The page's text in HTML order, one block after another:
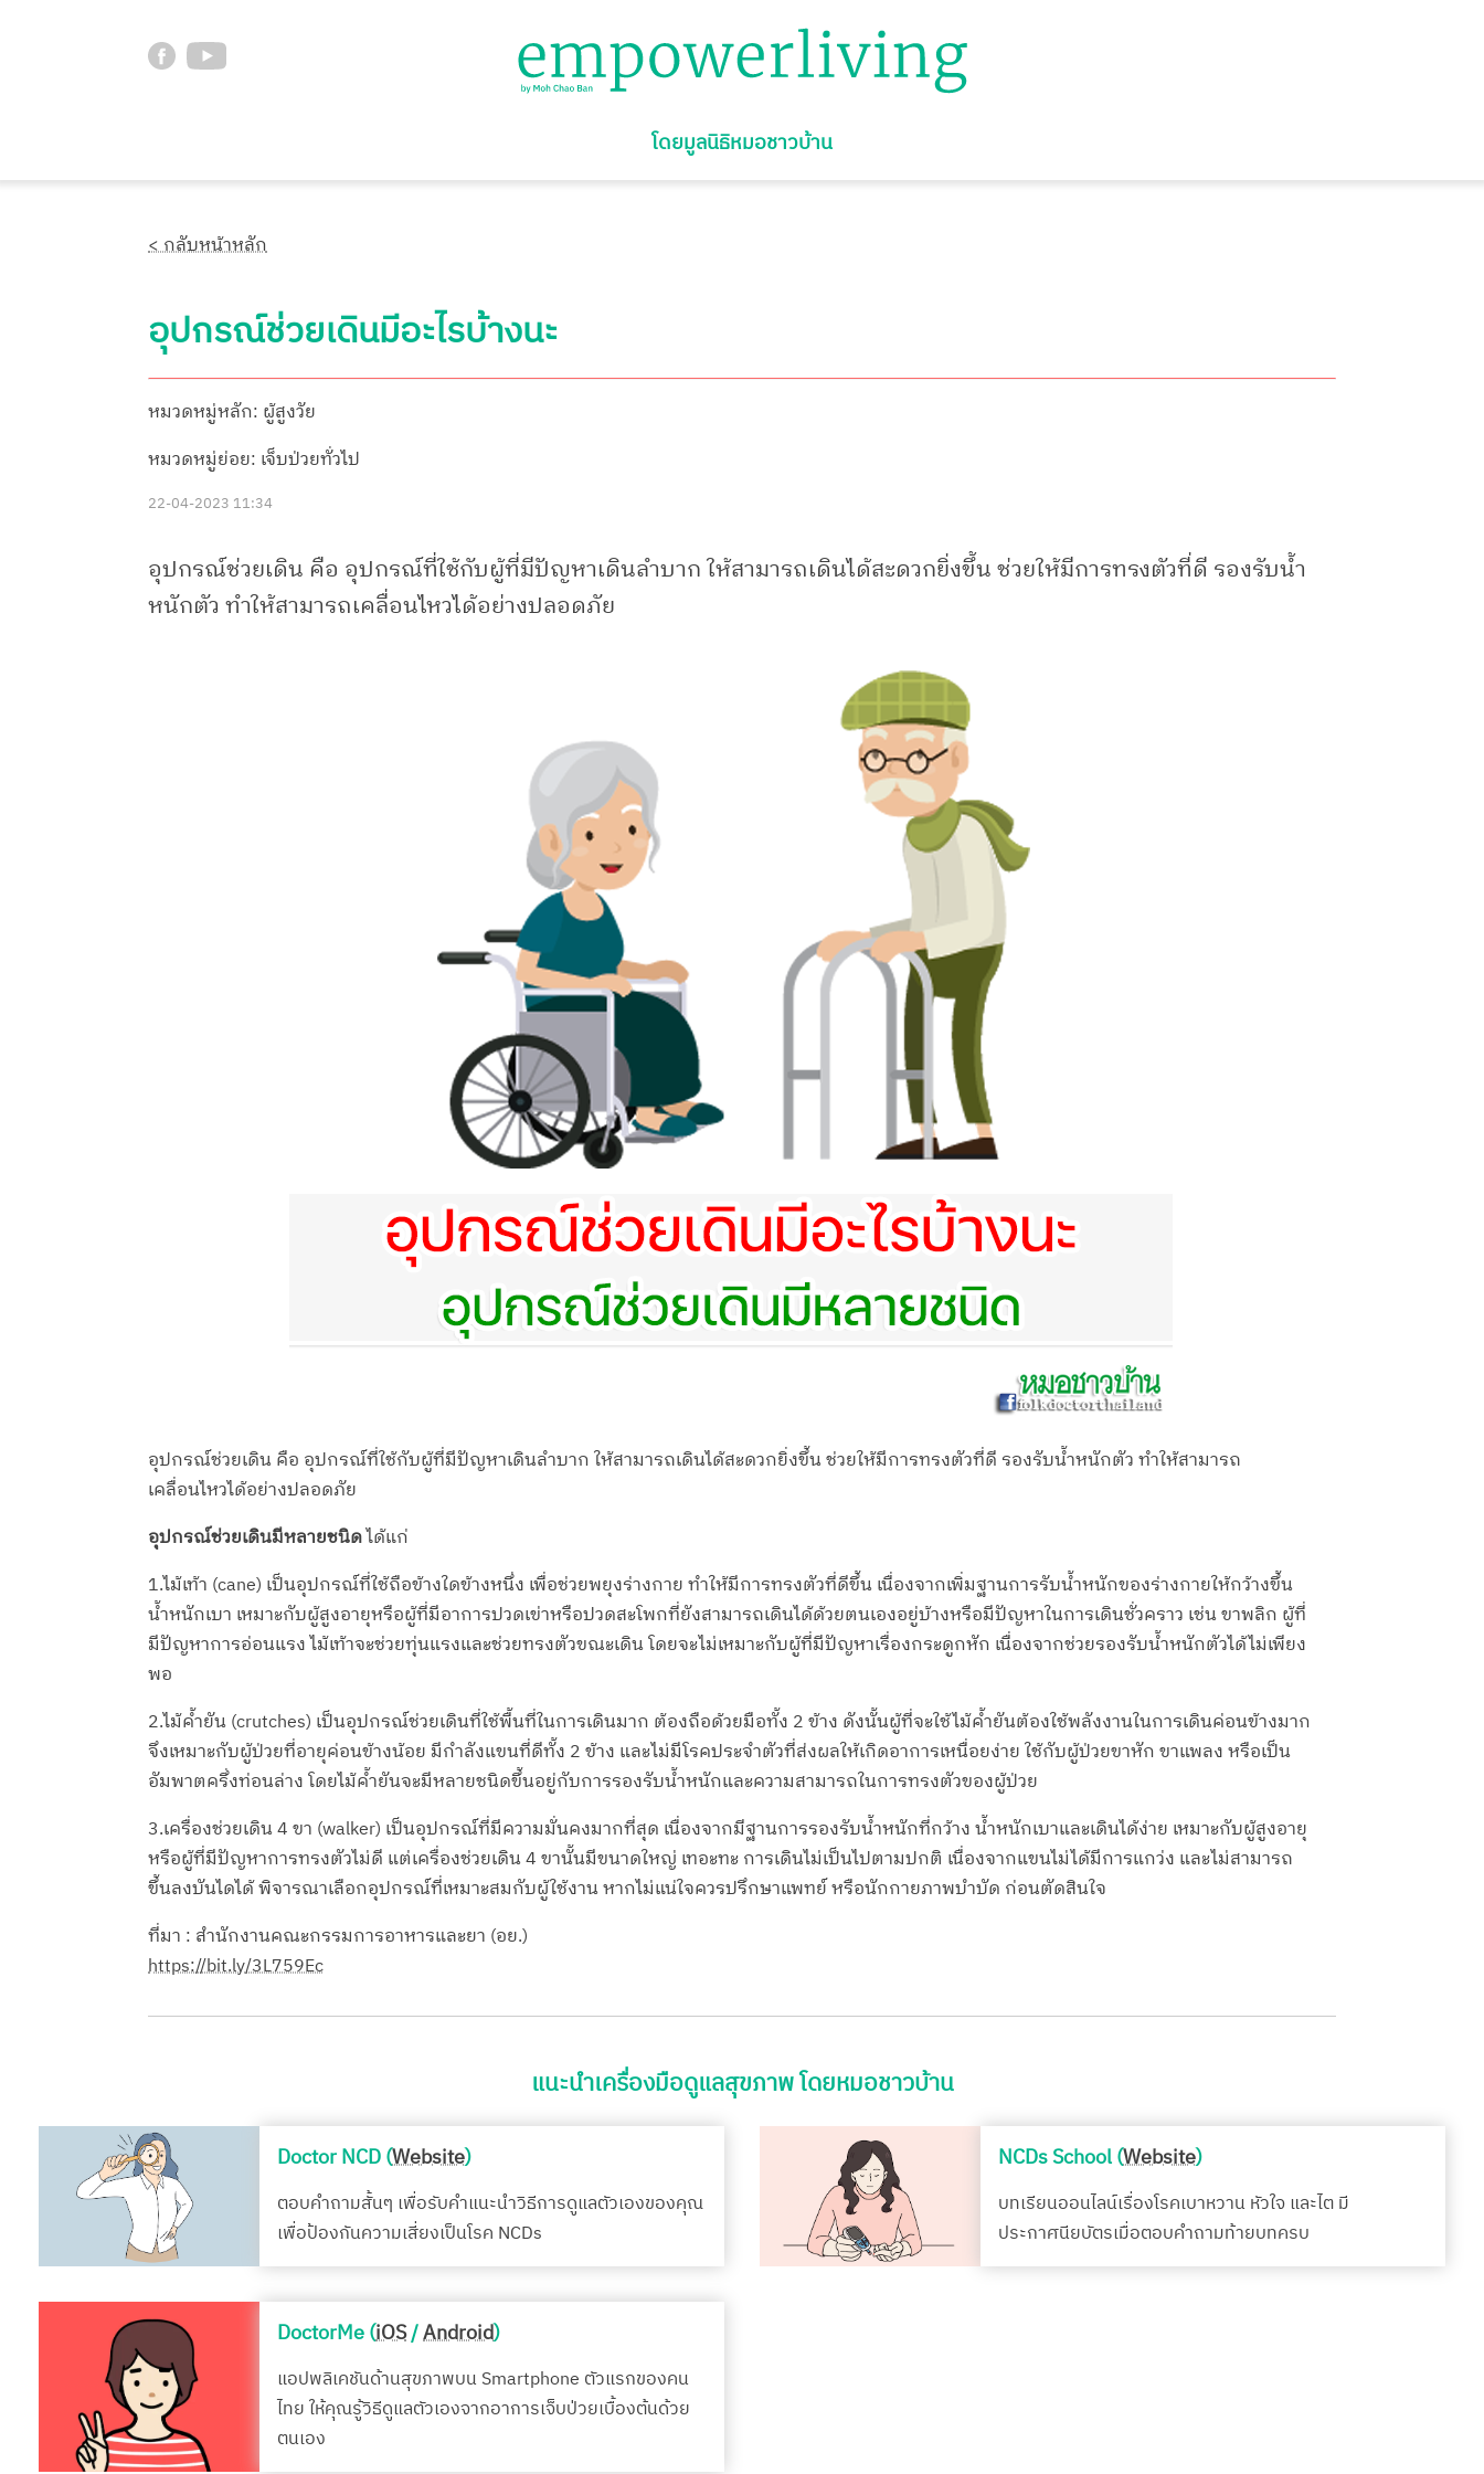
โดยมูลนิธิหมอชาวบ้าน
< กลับหน้าหลัก
อุปกรณ์ช่วยเดินมีอะไรบ้างนะ
หมวดหมู่หลัก: ผู้สูงวัย
หมวดหมู่ย่อย: เจ็บป่วยทั่วไป
22-04-2023 11:34
อุปกรณ์ช่วยเดิน คือ อุปกรณ์ที่ใช้กับผู้ที่มีปัญหาเดินลำบาก ให้สามารถเดินได้สะดวกยิ่งขึ้น ช่วยให้มีการทรงตัวที่ดี รองรับน้ำ
หนักตัว ทำให้สามารถเคลื่อนไหวได้อย่างปลอดภัย
อุปกรณ์ช่วยเดิน คือ อุปกรณ์ที่ใช้กับผู้ที่มีปัญหาเดินลำบาก ให้สามารถเดินได้สะดวกยิ่งขึ้น ช่วยให้มีการทรงตัวที่ดี รองรับน้ำหนักตัว ทำให้สามารถ
เคลื่อนไหวได้อย่างปลอดภัย
อุปกรณ์ช่วยเดินมีหลายชนิดได้แก่
1.ไม้เท้า (cane) เป็นอุปกรณ์ที่ใช้ถือข้างใดข้างหนึ่ง เพื่อช่วยพยุงร่างกาย ทำให้มีการทรงตัวที่ดีขึ้น เนื่องจากเพิ่มฐานการรับน้ำหนักของร่างกายให้กว้างขึ้น
น้ำหนักเบา เหมาะกับผู้สูงอายุหรือผู้ที่มีอาการปวดเข่าหรือปวดสะโพกที่ยังสามารถเดินได้ด้วยตนเองอยู่บ้างหรือมีปัญหาในการเดินชั่วคราว เช่น ขาพลิก ผู้ที่
มีปัญหาการอ่อนแรง ไม้เท้าจะช่วยทุ่นแรงและช่วยทรงตัวขณะเดิน โดยจะไม่เหมาะกับผู้ที่มีปัญหาเรื่องกระดูกหัก เนื่องจากช่วยรองรับน้ำหนักตัวได้ไม่เพียง
พอ
2.ไม้ค้ำยัน (crutches) เป็นอุปกรณ์ช่วยเดินที่ใช้พื้นที่ในการเดินมาก ต้องถือด้วยมือทั้ง 2 ข้าง ดังนั้นผู้ที่จะใช้ไม้ค้ำยันต้องใช้พลังงานในการเดินค่อนข้างมาก
จึงเหมาะกับผู้ป่วยที่อายุค่อนข้างน้อย มีกำลังแขนที่ดีทั้ง 2 ข้าง และไม่มีโรคประจำตัวที่ส่งผลให้เกิดอาการเหนื่อยง่าย ใช้กับผู้ป่วยขาหัก ขาแพลง หรือเป็น
อัมพาตครึ่งท่อนล่าง โดยไม้ค้ำยันจะมีหลายชนิดขึ้นอยู่กับการรองรับน้ำหนักและความสามารถในการทรงตัวของผู้ป่วย
3.เครื่องช่วยเดิน 4 ขา (walker) เป็นอุปกรณ์ที่มีความมั่นคงมากที่สุด เนื่องจากมีฐานการรองรับน้ำหนักที่กว้าง น้ำหนักเบาและเดินได้ง่าย เหมาะกับผู้สูงอายุ
หรือผู้ที่มีปัญหาการทรงตัวไม่ดี แต่เครื่องช่วยเดิน 4 ขานั้นมีขนาดใหญ่ เทอะทะ การเดินไม่เป็นไปตามปกติ เนื่องจากแขนไม่ได้มีการแกว่ง และไม่สามารถ
ขึ้นลงบันไดได้ พิจารณาเลือกอุปกรณ์ที่เหมาะสมกับผู้ใช้งาน หากไม่แน่ใจควรปรึกษาแพทย์ หรือนักกายภาพบำบัด ก่อนตัดสินใจ
ที่มา : สำนักงานคณะกรรมการอาหารและยา (อย.)
https://bit.ly/3L759Ec
แนะนำเครื่องมือดูแลสุขภาพ โดยหมอชาวบ้าน
Doctor NCD (Website)
ตอบคำถามสั้นๆ เพื่อรับคำแนะนำวิธีการดูแลตัวเองของคุณ
เพื่อป้องกันความเสี่ยงเป็นโรค NCDs
NCDs School (Website)
บทเรียนออนไลน์เรื่องโรคเบาหวาน หัวใจ และไต มี
ประกาศนียบัตรเมื่อตอบคำถามท้ายบทครบ
DoctorMe (iOS/Android)
แอปพลิเคชันด้านสุขภาพบน Smartphone ตัวแรกของคน
ไทย ให้คุณรู้วิธีดูแลตัวเองจากอาการเจ็บป่วยเบื้องต้นด้วย
ตนเอง